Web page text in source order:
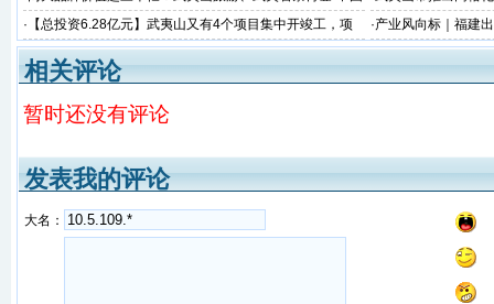
品牌价值评价”榜
· 【总投资6.28亿元】武夷山又有4个项目集中开竣工，项
目涉及茶旅、交通、美丽乡村建设...
·产业风向标｜福建
向千亿目标！
相关评论
暂时还没有评论
发表我的评论
大名：